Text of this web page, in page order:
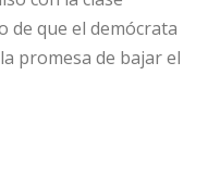
de que el demócrata
promesa de bajar el